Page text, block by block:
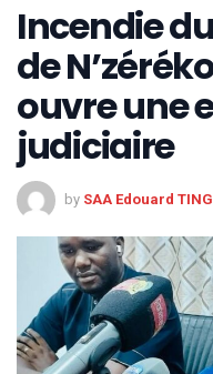
Incendie
de
ouvre une
judiciaire
by SAA Edouard